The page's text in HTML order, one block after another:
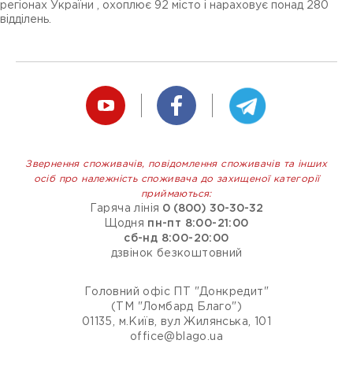
регіонах України , охоплює 92 місто і нараховує понад 280
відділень.
Звернення споживачів, повідомлення споживачів та інших
осіб про належність споживача до захищеної категорії
приймаються:
Гаряча лінія 0 (800) 30-30-32
Щодня пн-пт 8:00-21:00
сб-нд 8:00-20:00
дзвінок безкоштовний
Головний офіс ПТ "Донкредит"
(ТМ "Ломбард Благо")
01135, м.Київ, вул Жилянська, 101
office@blago.ua